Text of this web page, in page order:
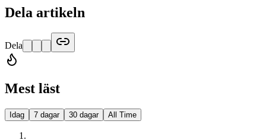
Dela artikeln
Dela
Mest läst
Idag 7 dagar 30 dagar All Time